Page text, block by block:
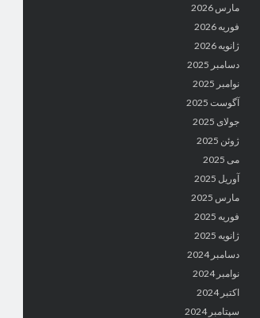
مارس 2026
فوریه 2026
ژانویه 2026
دسامبر 2025
نوامبر 2025
آگوست 2025
جولای 2025
ژوئن 2025
می 2025
آوریل 2025
مارس 2025
فوریه 2025
ژانویه 2025
دسامبر 2024
نوامبر 2024
اکتبر 2024
سپتامبر 2024